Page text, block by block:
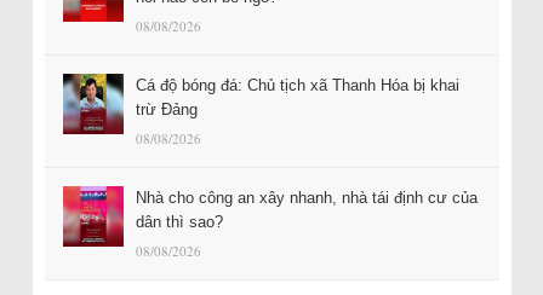
08/08/2026
Cá độ bóng đá: Chủ tịch xã Thanh Hóa bị khai
trừ Đảng
08/08/2026
Nhà cho công an xây nhanh, nhà tái định cư của
dân thì sao?
08/08/2026